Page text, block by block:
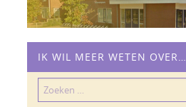
IK WIL MEER WETEN OVER…
Zoeken
naar: